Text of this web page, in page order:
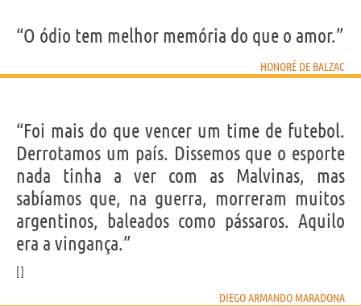
“O ódio tem melhor memória do que o amor.”
HONORÉ DE BALZAC
“Foi mais do que vencer um time de futebol.
Derrotamos um país. Dissemos que o esporte
nada tinha a ver com as Malvinas, mas
sabíamos que, na guerra, morreram muitos
argentinos, baleados como pássaros. Aquilo
era a vingança.”
DIEGO ARMANDO MARADONA